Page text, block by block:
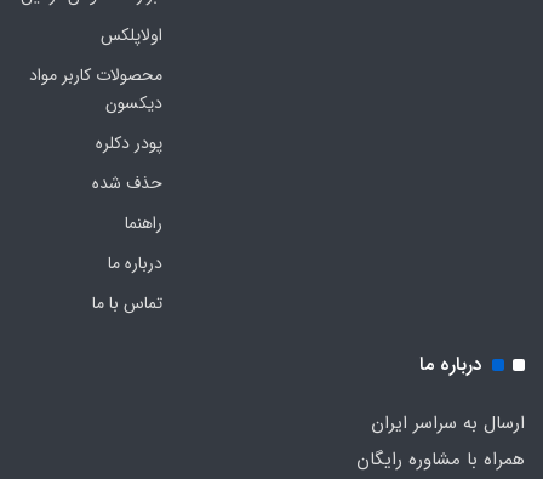
اولاپلکس
محصولات کاربر مواد
دیکسون
پودر دکلره
حذف شده
راهنما
درباره ما
تماس با ما
درباره ما
ارسال به سراسر ایران
همراه با مشاوره رایگان